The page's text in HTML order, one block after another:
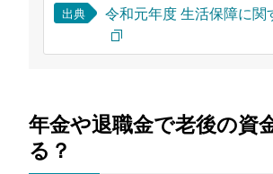
出典 令和元年度 生活保障に関
年金や退職金で老後の資
る？